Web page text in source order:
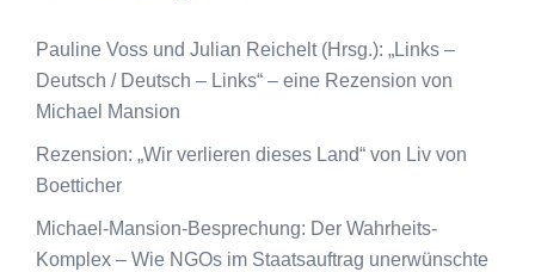
Pauline Voss und Julian Reichelt (Hrsg.): „Links –
Deutsch / Deutsch – Links“ – eine Rezension von
Michael Mansion
Rezension: „Wir verlieren dieses Land“ von Liv von
Boetticher
Michael-Mansion-Besprechung: Der Wahrheits-
Komplex – Wie NGOs im Staatsauftrag unerwünschte